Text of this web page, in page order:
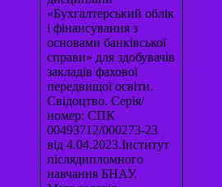
«Бухгалтерський облік
і фінансування з
основами банківської
справи» для здобувачів
закладів фахової
передвищої освіти.
Свідоцтво. Серія/
номер: СПК
00493712/000273-23
від 4.04.2023.Інститут
післядипломного
навчання БНАУ.